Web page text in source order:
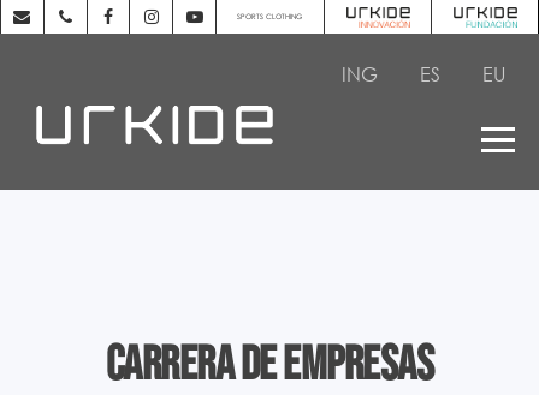
SPORTS CLOTHING
ING ES EU
Carrera de empresas